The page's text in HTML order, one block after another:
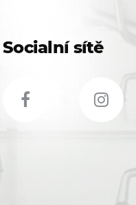
Socialní sítě